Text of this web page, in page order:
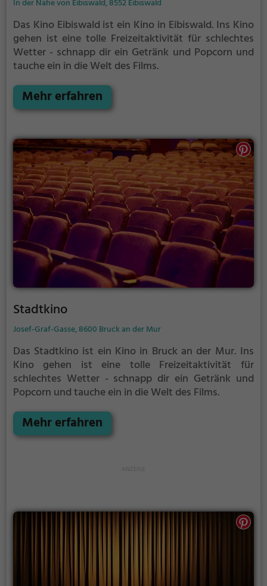
In der Nähe von Eibiswald, 8552 Eibiswald
Das Kino Eibiswald ist ein Kino in Eibiswald. Ins Kino
gehen ist eine tolle Freizeitaktivität für schlechtes
Wetter - schnapp dir ein Getränk und Popcorn und
tauche ein in die Welt des Films.
Mehr erfahren
Stadtkino
Josef-Graf-Gasse, 8600 Bruck an der Mur
Das Stadtkino ist ein Kino in Bruck an der Mur. Ins
Kino gehen ist eine tolle Freizeitaktivität für
schlechtes Wetter - schnapp dir ein Getränk und
Popcorn und tauche ein in die Welt des Films.
Mehr erfahren